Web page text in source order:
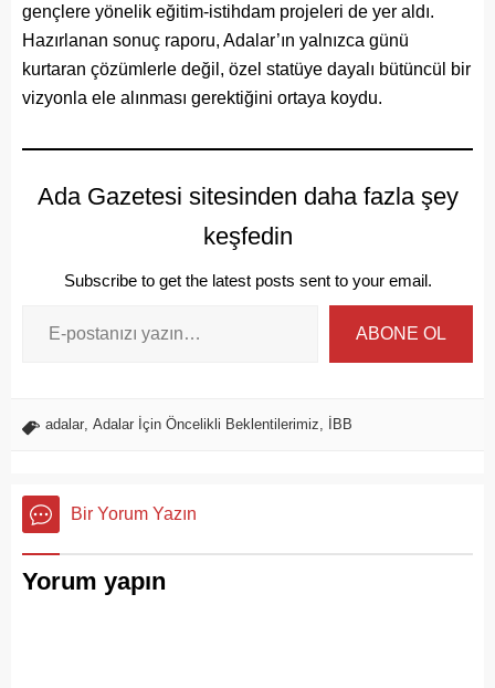
gençlere yönelik eğitim-istihdam projeleri de yer aldı.
Hazırlanan sonuç raporu, Adalar’ın yalnızca günü
kurtaran çözümlerle değil, özel statüye dayalı bütüncül bir
vizyonla ele alınması gerektiğini ortaya koydu.
Ada Gazetesi sitesinden daha fazla şey
keşfedin
Subscribe to get the latest posts sent to your email.
ABONE OL
adalar Adalar İçin Öncelikli Beklentilerimiz İBB
Bir Yorum Yazın
Yorum yapın